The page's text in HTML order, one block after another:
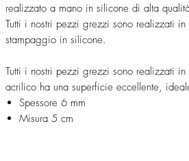
realizzato a mano in silicone di alta
Tutti i nostri pezzi grezzi sono realizzati
stampaggio in silicone.
Tutti i nostri pezzi grezzi sono realizzati
acrilico ha una superficie eccellente,
Spessore 6 mm
Misura 5 cm